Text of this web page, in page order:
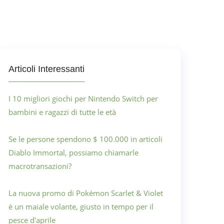
Articoli Interessanti
I 10 migliori giochi per Nintendo Switch per
bambini e ragazzi di tutte le età
Se le persone spendono $ 100.000 in articoli
Diablo Immortal, possiamo chiamarle
macrotransazioni?
La nuova promo di Pokémon Scarlet & Violet
è un maiale volante, giusto in tempo per il
pesce d'aprile